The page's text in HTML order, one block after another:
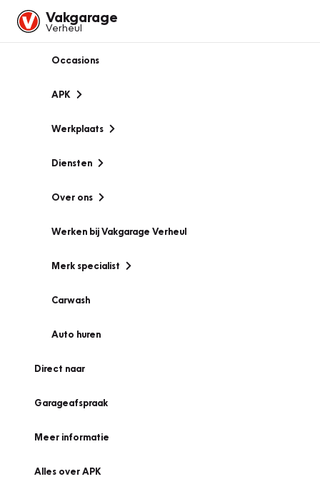
Vakgarage
Verheul
Occasions
APK
Werkplaats
Diensten
Over ons
Werken bij Vakgarage Verheul
Merk specialist
Carwash
Auto huren
Direct naar
Garageafspraak
Meer informatie
Alles over APK